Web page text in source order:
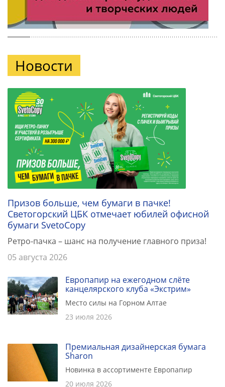
Новости
Призов больше, чем бумаги в пачке!
Светогорский ЦБК отмечает юбилей офисной
бумаги SvetoCopy
Ретро-пачка – шанс на получение главного приза!
05 августа 2026
Европапир на ежегодном слёте
канцелярского клуба «Экстрим»
Место силы на Горном Алтае
23 июля 2026
Премиальная дизайнерская бумага
Sharon
Новинка в ассортименте Европапир
20 июля 2026